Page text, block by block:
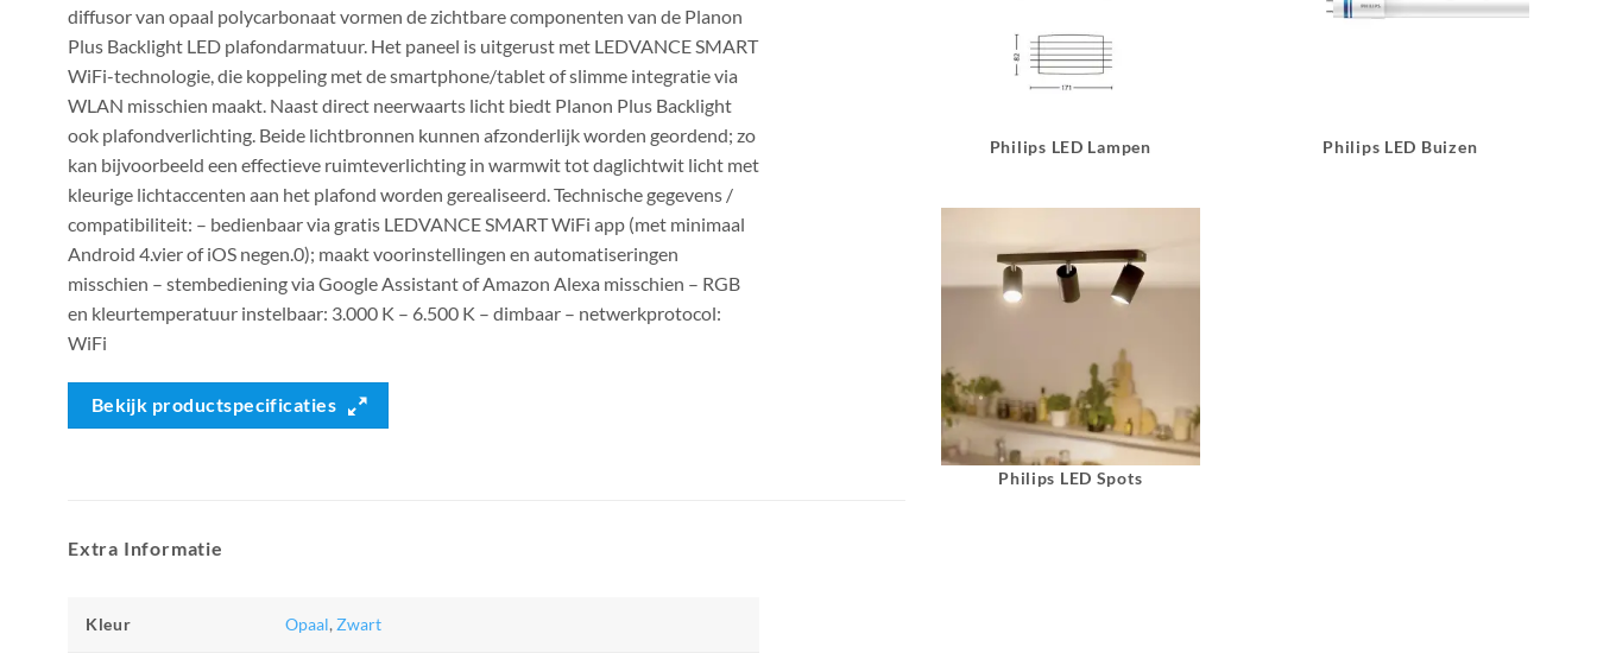
diffusor van opaal polycarbonaat vormen de zichtbare componenten van de Planon
Plus Backlight LED plafondarmatuur. Het paneel is uitgerust met LEDVANCE SMART
WiFi-technologie, die koppeling met de smartphone/tablet of slimme integratie via
WLAN misschien maakt. Naast direct neerwaarts licht biedt Planon Plus Backlight
ook plafondverlichting. Beide lichtbronnen kunnen afzonderlijk worden geordend; zo
kan bijvoorbeeld een effectieve ruimteverlichting in warmwit tot daglichtwit licht met
kleurige lichtaccenten aan het plafond worden gerealiseerd. Technische gegevens /
compatibiliteit: – bedienbaar via gratis LEDVANCE SMART WiFi app (met minimaal
Android 4.vier of iOS negen.0); maakt voorinstellingen en automatiseringen
misschien – stembediening via Google Assistant of Amazon Alexa misschien – RGB
en kleurtemperatuur instelbaar: 3.000 K – 6.500 K – dimbaar – netwerkprotocol:
WiFi
Bekijk productspecificaties
Extra Informatie
Kleur Opaal,Zwart
Philips LED Lampen Philips LED Buizen
Philips LED Spots